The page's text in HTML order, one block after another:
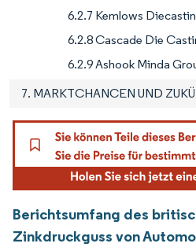
6.2.7 Kemlows
6.2.8 Cascade Die
6.2.9 Ashook Minda
7. MARKTCHANCEN UND
Berichtsumfang des
Zinkdruckguss von